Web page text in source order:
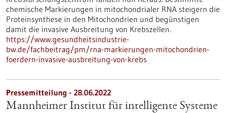
chemische Markierungen in mitochondrialer RNA steigern die
Proteinsynthese in den Mitochondrien und begünstigen
damit die invasive Ausbreitung von Krebszellen.
https://www.gesundheitsindustrie-
bw.de/fachbeitrag/pm/rna-markierungen-mitochondrien-
foerdern-invasive-ausbreitung-von-krebs
Pressemitteilung - 28.06.2022
Mannheimer Institut für intelligente Systeme